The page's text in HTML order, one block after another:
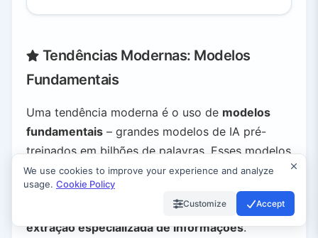
Tendências Modernas: Modelos
Fundamentais
Uma tendência moderna é o uso de modelos
fundamentais – grandes modelos de IA pré-
treinados em bilhões de palavras. Esses modelos
(ex.: GPT-4 da OpenAI ou Granite da IBM) podem
ser rapidamente ajustados para várias tarefas de
resumos textuais significativosaté
extração especializada de informações.
We use cookies to improve your experience and analyze
usage. Cookie Policy
Customize Accept